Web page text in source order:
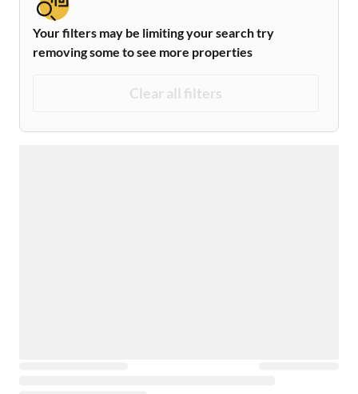
Your filters may be limiting your search try
removing some to see more properties
Clear all filters